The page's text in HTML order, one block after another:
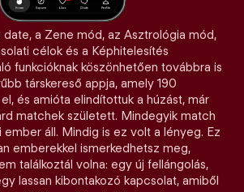
a Zene mód, az Asztrológia mód,
célok és a Képhitelesítés
funkcióknak köszönhetően továbbra is
társkereső appja, amely 190
és amióta elindítottuk a húzást, már
matchek született. Mindegyik match
áll. Mindig is ez volt a lényeg. Ez
emberekkel ismerkedhetsz meg,
találkoztál volna: egy új fellángolás,
lassan kibontakozó kapcsolat, amiből